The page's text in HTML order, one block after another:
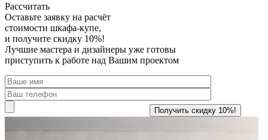
Рассчитать
Оставьте заявку на расчёт
стоимости шкафа-купе,
и получите скидку 10%!
Лучшие мастера и дизайнеры уже готовы
приступить к работе над Вашим проектом